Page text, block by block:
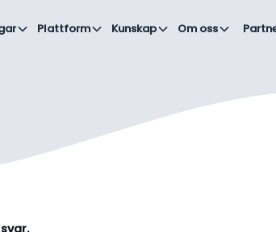
Plattform Kunskap Om oss